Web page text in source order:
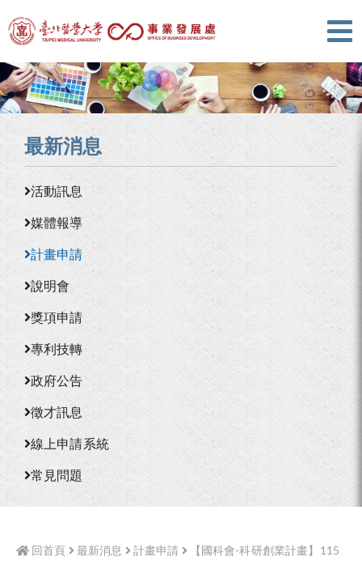
最新消息
活動訊息
媒體報導
計畫申請
說明會
獎項申請
專利技轉
政府公告
徵才訊息
線上申請系統
常見問題
回首頁 最新消息 計畫申請
【國科會-科研創業計畫】115